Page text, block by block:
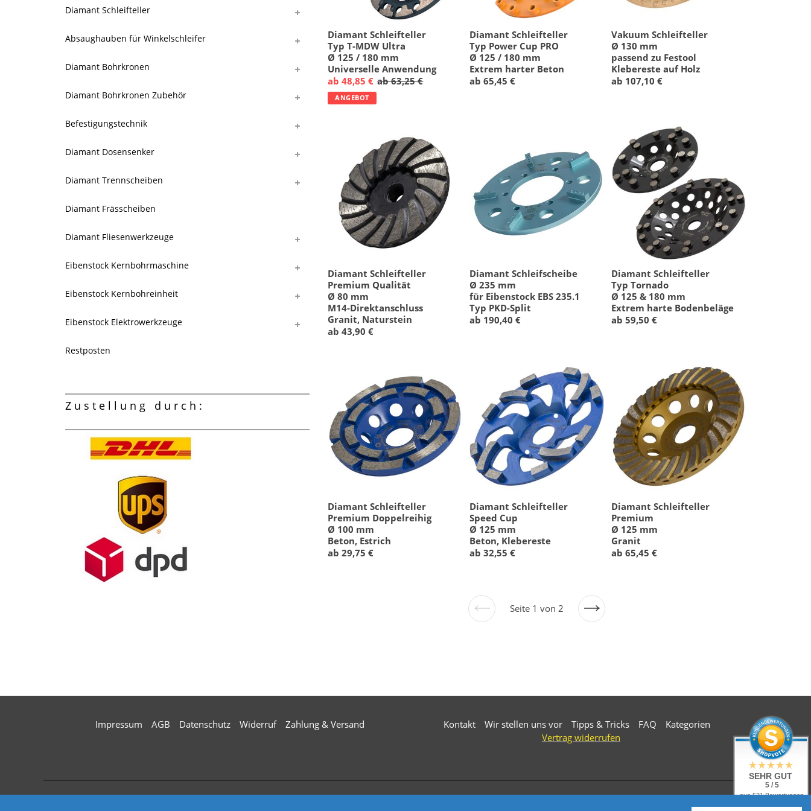
Diamant Schleifteller
Absaughauben für Winkelschleifer
Diamant Bohrkronen
Diamant Bohrkronen Zubehör
Befestigungstechnik
Diamant Dosensenker
Diamant Trennscheiben
Diamant Frässcheiben
Diamant Fliesenwerkzeuge
Eibenstock Kernbohrmaschine
Eibenstock Kernbohreinheit
Eibenstock Elektrowerkzeuge
Restposten
Zustellung durch:
Diamant Schleifteller
Typ T-MDW Ultra
Ø 125 / 180 mm
Universelle Anwendung
ab 48,85 € ab 63,25 €
ANGEBOT
Diamant Schleifteller
Typ Power Cup PRO
Ø 125 / 180 mm
Extrem harter Beton
ab 65,45 €
Vakuum Schleifteller
Ø 130 mm
passend zu Festool
Klebereste auf Holz
ab 107,10 €
Diamant Schleifteller
Premium Qualität
Ø 80 mm
M14-Direktanschluss
Granit, Naturstein
ab 43,90 €
Diamant Schleifscheibe
Ø 235 mm
für Eibenstock EBS 235.1
Typ PKD-Split
ab 190,40 €
Diamant Schleifteller
Typ Tornado
Ø 125 & 180 mm
Extrem harte Bodenbeläge
ab 59,50 €
Diamant Schleifteller
Premium Doppelreihig
Ø 100 mm
Beton, Estrich
ab 29,75 €
Diamant Schleifteller
Speed Cup
Ø 125 mm
Beton, Klebereste
ab 32,55 €
Diamant Schleifteller
Premium
Ø 125 mm
Granit
ab 65,45 €
VorherigeSeite 1 von 2
Nächste
Impressum AGB Datenschutz Widerruf Zahlung & Versand Kontakt Wir stellen uns vor Tipps & Tricks FAQ
Kategorien
Vertrag widerrufen
SEHR GUT
5 / 5
aus 521 Bewertungen